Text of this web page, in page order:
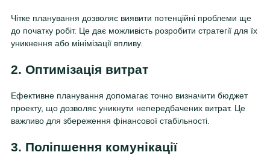
Чітке планування дозволяє виявити потенційні проблеми ще
до початку робіт. Це дає можливість розробити стратегії для їх
уникнення або мінімізації впливу.
2. Оптимізація витрат
Ефективне планування допомагає точно визначити бюджет
проекту, що дозволяє уникнути непередбачених витрат. Це
важливо для збереження фінансової стабільності.
3. Поліпшення комунікації